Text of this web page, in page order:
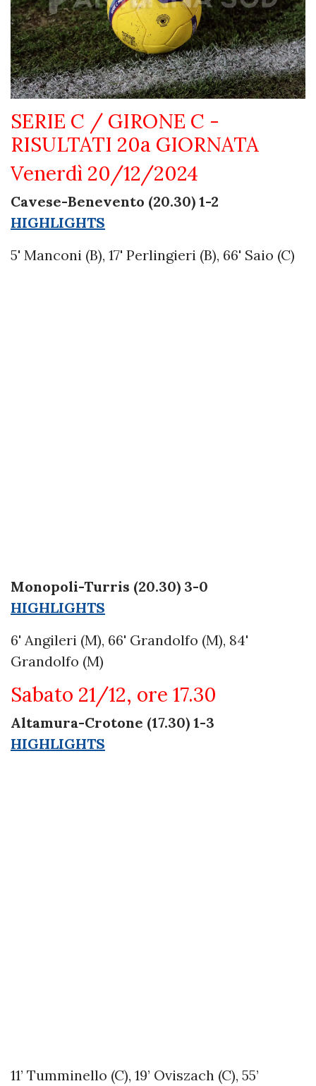
SERIE C / GIRONE C -
RISULTATI 20a GIORNATA
Venerdì 20/12/2024
Cavese-Benevento (20.30) 1-2
HIGHLIGHTS
5' Manconi (B), 17' Perlingieri (B), 66' Saio (C)
Monopoli-Turris (20.30) 3-0
HIGHLIGHTS
6' Angileri (M), 66' Grandolfo (M), 84'
Grandolfo (M)
Sabato 21/12, ore 17.30
Altamura-Crotone (17.30) 1-3
HIGHLIGHTS
11’ Tumminello (C), 19’ Oviszach (C), 55’